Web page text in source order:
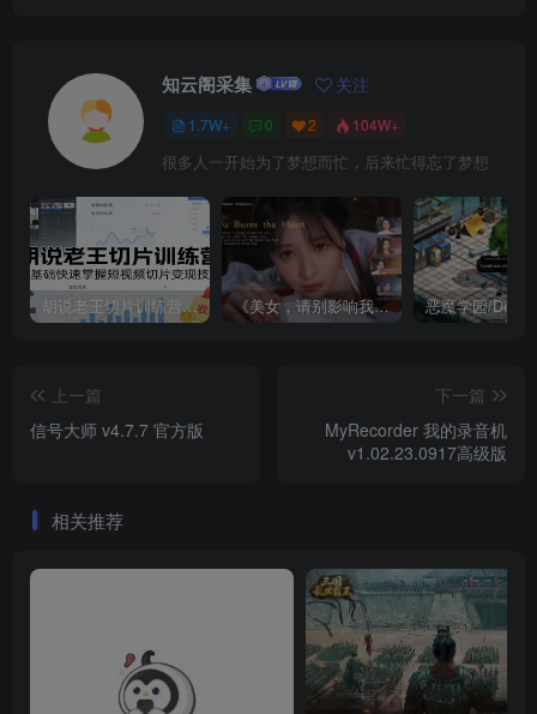
知云阁采集 关注
1.7W+ 0 2 104W+
很多人一开始为了梦想而忙，后来忙得忘了梦想
胡说老王切片训练营，零基础快速掌握短视频切片变现技巧 《美女，请别影响我成仙全球版》中文版
上一篇
信号大师 v4.7.7 官方版
下一篇
MyRecorder 我的录音机
v1.02.23.0917高级版
相关推荐